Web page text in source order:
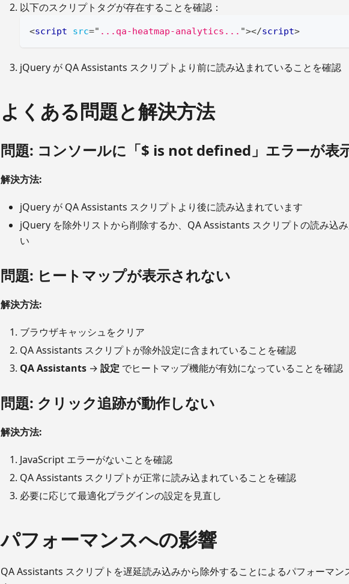
以下のスクリプトタグが存在することを確認：
<script src=" ...qa-heatmap-analytics... "></script>
jQuery が QA Assistants スクリプトより前に読み込まれていることを確認
よくある問題と解決方法
問題: コンソールに「$ is not defined」エラーが表
解決方法:
jQuery が QA Assistants スクリプトより後に読み込まれています
jQuery を除外リストから削除するか、QA Assistants スクリプトの読み込
い
問題: ヒートマップが表示されない
解決方法:
ブラウザキャッシュをクリア
QA Assistants スクリプトが除外設定に含まれていることを確認
QA Assistants → 設定 でヒートマップ機能が有効になっていることを確認
問題: クリック追跡が動作しない
解決方法:
JavaScript エラーがないことを確認
QA Assistants スクリプトが正常に読み込まれていることを確認
必要に応じて最適化プラグインの設定を見直し
パフォーマンスへの影響
QA Assistants スクリプトを遅延読み込みから除外することによるパフォーマン